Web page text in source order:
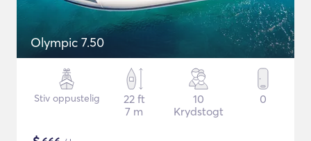
Olympic 7.50
Stiv oppustelig
22 ft
7 m
10
Krydstogt
0